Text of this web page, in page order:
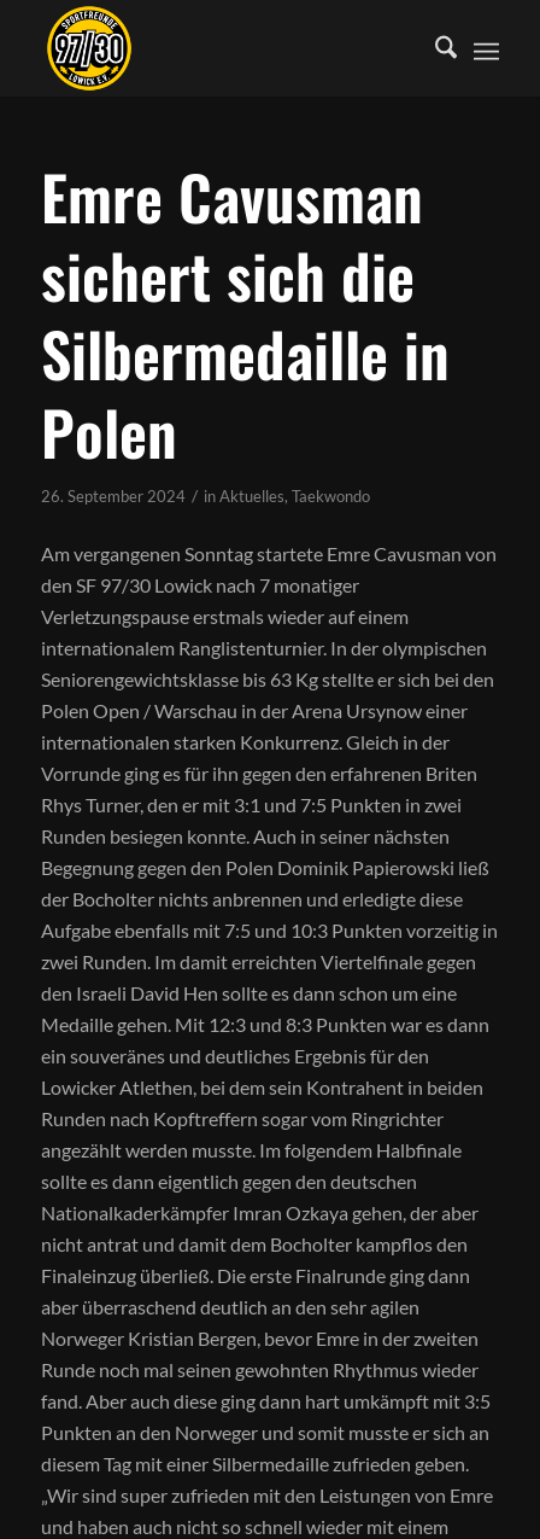
Emre Cavusman
sichert sich die
Silbermedaille in
Polen
26. September 2024 / inAktuelles, Taekwondo
Am vergangenen Sonntag startete Emre Cavusman von
den SF 97/30 Lowick nach 7 monatiger
Verletzungspause erstmals wieder auf einem
internationalem Ranglistenturnier. In der olympischen
Seniorengewichtsklasse bis 63 Kg stellte er sich bei den
Polen Open / Warschau in der Arena Ursynow einer
internationalen starken Konkurrenz. Gleich in der
Vorrunde ging es für ihn gegen den erfahrenen Briten
Rhys Turner, den er mit 3:1 und 7:5 Punkten in zwei
Runden besiegen konnte. Auch in seiner nächsten
Begegnung gegen den Polen Dominik Papierowski ließ
der Bocholter nichts anbrennen und erledigte diese
Aufgabe ebenfalls mit 7:5 und 10:3 Punkten vorzeitig in
zwei Runden. Im damit erreichten Viertelfinale gegen
den Israeli David Hen sollte es dann schon um eine
Medaille gehen. Mit 12:3 und 8:3 Punkten war es dann
ein souveränes und deutliches Ergebnis für den
Lowicker Atlethen, bei dem sein Kontrahent in beiden
Runden nach Kopftreffern sogar vom Ringrichter
angezählt werden musste. Im folgendem Halbfinale
sollte es dann eigentlich gegen den deutschen
Nationalkaderkämpfer Imran Ozkaya gehen, der aber
nicht antrat und damit dem Bocholter kampflos den
Finaleinzug überließ. Die erste Finalrunde ging dann
aber überraschend deutlich an den sehr agilen
Norweger Kristian Bergen, bevor Emre in der zweiten
Runde noch mal seinen gewohnten Rhythmus wieder
fand. Aber auch diese ging dann hart umkämpft mit 3:5
Punkten an den Norweger und somit musste er sich an
diesem Tag mit einer Silbermedaille zufrieden geben.
„Wir sind super zufrieden mit den Leistungen von Emre
und haben auch nicht so schnell wieder mit einem